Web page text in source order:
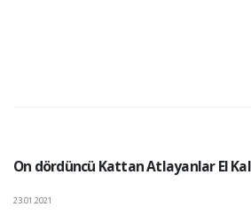
On dördüncü Kattan Atlayanlar El
23.01.2021